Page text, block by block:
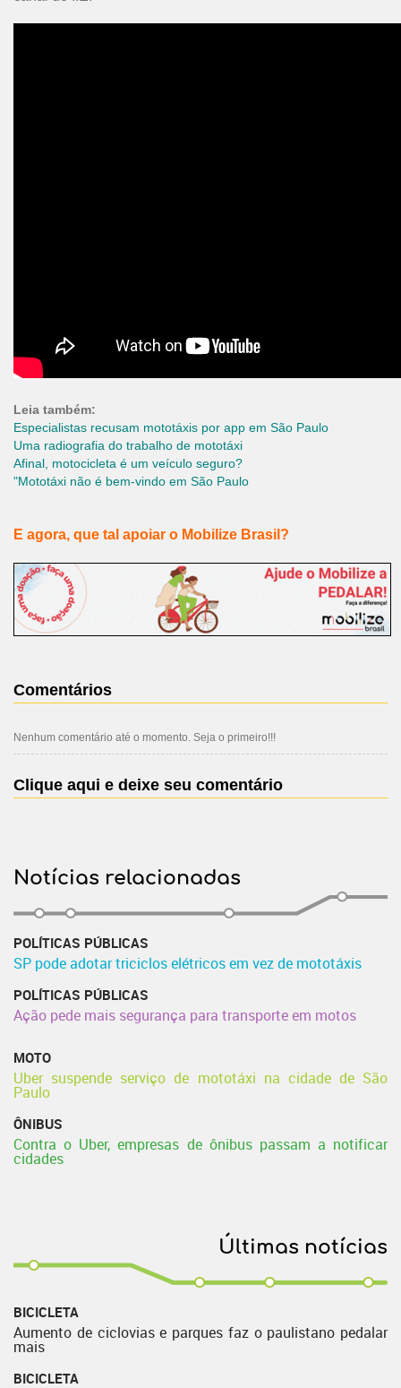
Leia também:
Especialistas recusam mototáxis por app em São Paulo
Uma radiografia do trabalho de mototáxi
Afinal, motocicleta é um veículo seguro?
"Mototáxi não é bem-vindo em São Paulo
E agora, que tal apoiar o Mobilize Brasil?
Comentários
Nenhum comentário até o momento. Seja o primeiro!!!
Clique aqui e deixe seu comentário
Notícias relacionadas
POLÍTICAS PÚBLICAS
SP pode adotar triciclos elétricos em vez de mototáxis
POLÍTICAS PÚBLICAS
Ação pede mais segurança para transporte em motos
MOTO
Uber suspende serviço de mototáxi na cidade de São
Paulo
ÔNIBUS
Contra o Uber, empresas de ônibus passam a notificar
cidades
Últimas notícias
BICICLETA
Aumento de ciclovias e parques faz o paulistano pedalar
mais
BICICLETA